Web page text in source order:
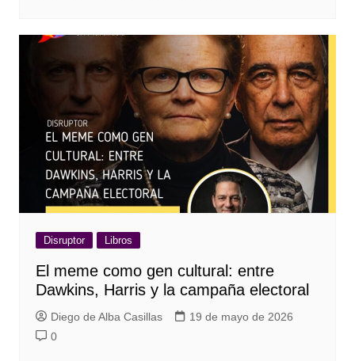
Disruptor Libros
El meme como gen cultural: entre
Dawkins, Harris y la campaña electoral
Diego de Alba Casillas
19 de mayo de 2026
0